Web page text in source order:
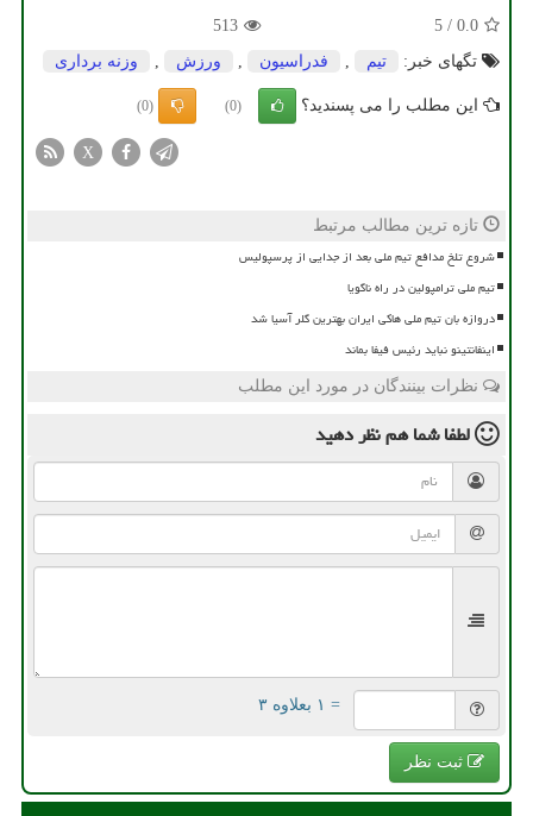
0.0
/
5
513
تگهای خبر:
تیم فدراسیون ورزش وزنه برداری
این مطلب را می پسندید؟ (0)
(0)
X
تازه ترین مطالب مرتبط
شروع تلخ مدافع تیم ملی بعد از جدایی از پرسپولیس
تیم ملی ترامپولین در راه ناگویا
دروازه بان تیم ملی هاکی ایران بهترین گلر آسیا شد
اینفانتینو نباید رئیس فیفا بماند
نظرات بینندگان در مورد این مطلب
لطفا شما همنظر دهید
= ۱ بعلاوه ۳
ثبت نظر